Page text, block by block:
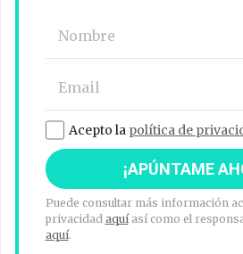
Acepto la política de
Puede consultar más información
privacidad aquíasí como el
aquí.